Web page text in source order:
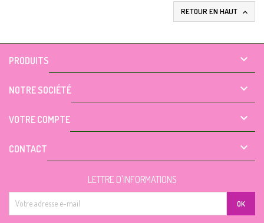
RETOUR EN HAUT 
PRODUITS 
NOTRE SOCIÉTÉ 
VOTRE COMPTE 
CONTACT 
LETTRE D'INFORMATIONS